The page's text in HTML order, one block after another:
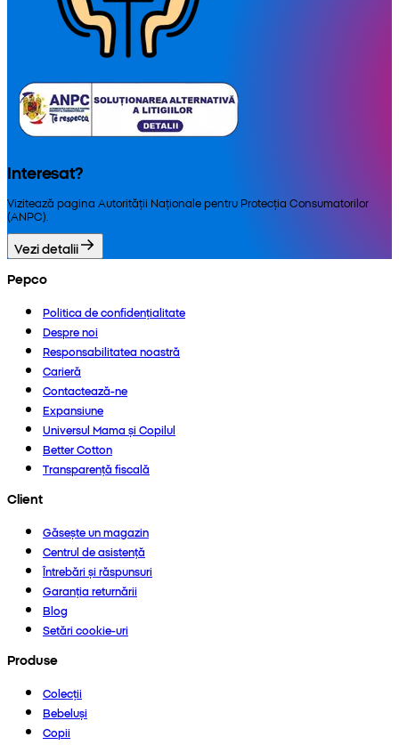
Interesat?
Vizitează pagina Autorității Naționale pentru Protecția Consumatorilor
(ANPC).
Vezi detalii
Pepco
Politica de confidențialitate
Despre noi
Responsabilitatea noastră
Carieră
Contactează-ne
Expansiune
Universul Mama și Copilul
Better Cotton
Transparență fiscală
Client
Găsește un magazin
Centrul de asistență
Întrebări și răspunsuri
Garanția returnării
Blog
Setări cookie-uri
Produse
Colecții
Bebeluși
Copii